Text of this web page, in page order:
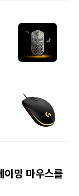
이밍 마우스를